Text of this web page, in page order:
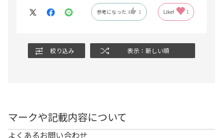
参考になった 1 Like! 1
絞り込み 表示：新しい順
マークや記載内容について
よくあるお問い合わせ